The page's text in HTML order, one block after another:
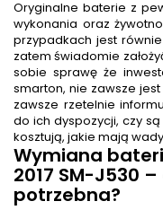
Oryginalne baterie z
wykonania oraz
przypadkach jest
zatem świadomie
sobie sprawę że
smarton, nie zawsze
zawsze rzetelnie
do ich dyspozycji, czy
kosztują, jakie mają
Wymiana
2017 SM-J530 –
potrzebna?